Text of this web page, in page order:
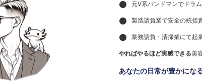
元V系バンドマンでドラム
製造請負業で安全の統括責
業務請負・清掃業にて起業
やればやるほど実感できる美
あなたの日常が豊かにな